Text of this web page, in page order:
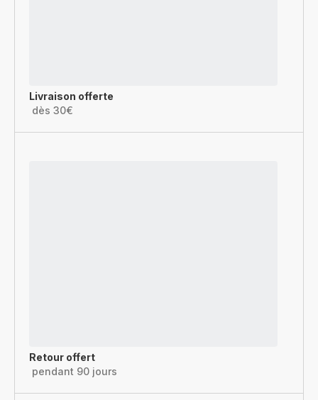
Livraison offerte
dès 30€
Retour offert
pendant 90 jours